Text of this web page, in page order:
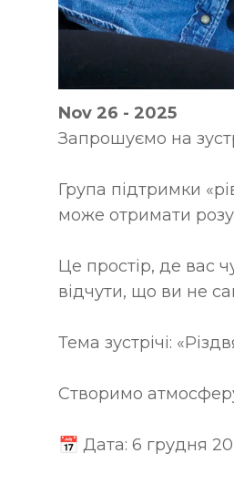
Nov 26 - 2025
Запрошуємо на
Група підтримки
може отримати
Це простір, де вас
відчути, що ви не
Тема зустрічі:
Створимо
📅 Дата: 6 грудня